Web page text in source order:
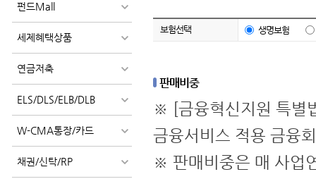
펀드Mall
세제혜택상품
연금저축
ELS/DLS/ELB/DLB
W-CMA통장/카드
채권/신탁/RP
보험선택 생명보험
판매비중
※ [금융혁신지원 특별
금융서비스 적용 금융
※ 판매비중은 매 사업